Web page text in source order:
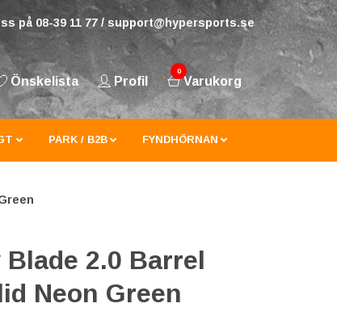
på 08-39 11 77 / support@hypersports.se
Önskelista Profil
0
Varukorg
PARK / B2B FYNDHÖRNAN
Blade 2.0 Barrel
Neon Green